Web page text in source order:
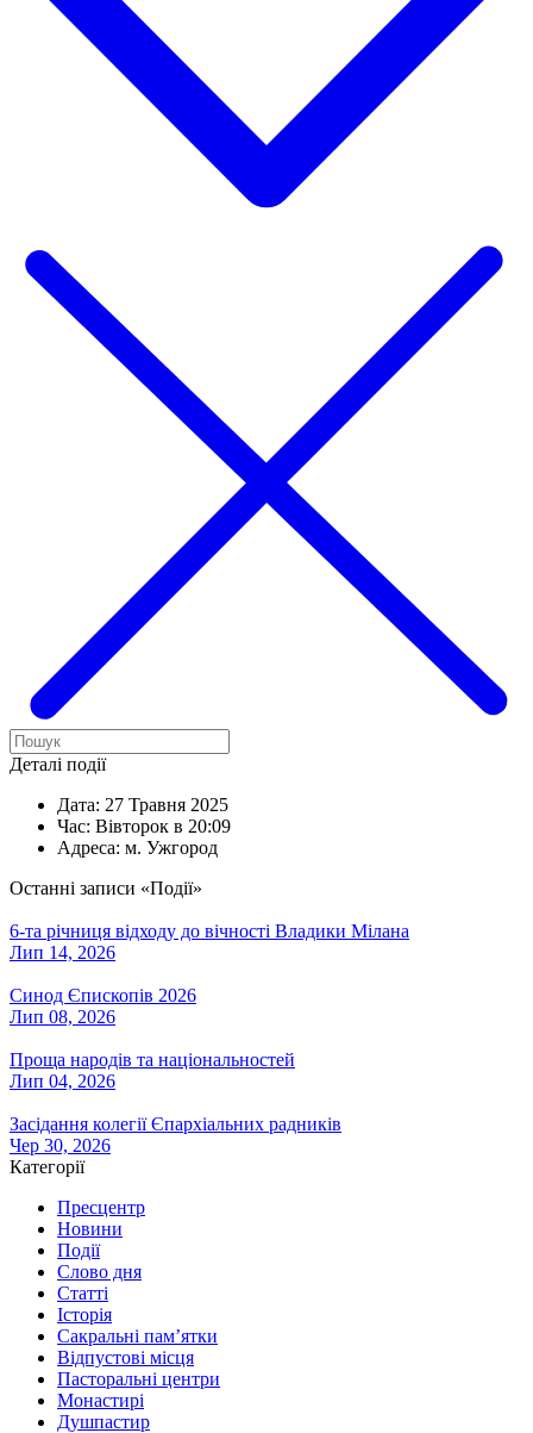
Деталі події
Дата: 27 Травня 2025
Час: Вівторок в 20:09
Адреса: м. Ужгород
Останні записи «Події»
6-та річниця відходу до вічності Владики Мілана
Лип 14, 2026
Синод Єпископів 2026
Лип 08, 2026
Проща народів та національностей
Лип 04, 2026
Засідання колегії Єпархіальних радників
Чер 30, 2026
Категорії
Пресцентр
Новини
Події
Слово дня
Статті
Історія
Сакральні пам’ятки
Відпустові місця
Пасторальні центри
Монастирі
Душпастир